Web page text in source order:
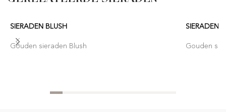
SIERADEN BLUSH
Gouden sieraden Blush
SIERADEN
Gouden